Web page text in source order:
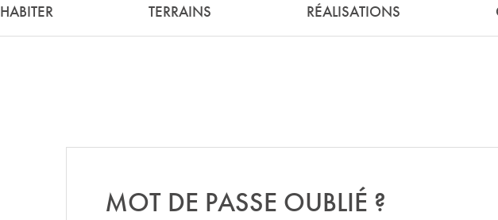
HABITER TERRAINS RÉALISATIONS
MOT DE PASSE OUBLIÉ ?